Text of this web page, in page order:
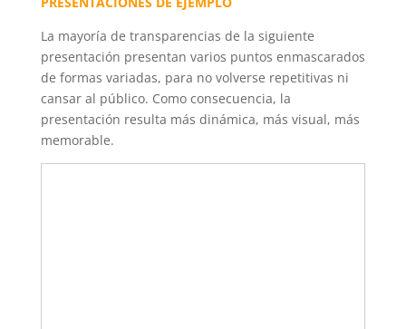
La mayoría de transparencias de la siguiente
presentación presentan varios puntos enmascarados
de formas variadas, para no volverse repetitivas ni
cansar al público. Como consecuencia, la
presentación resulta más dinámica, más visual, más
memorable.